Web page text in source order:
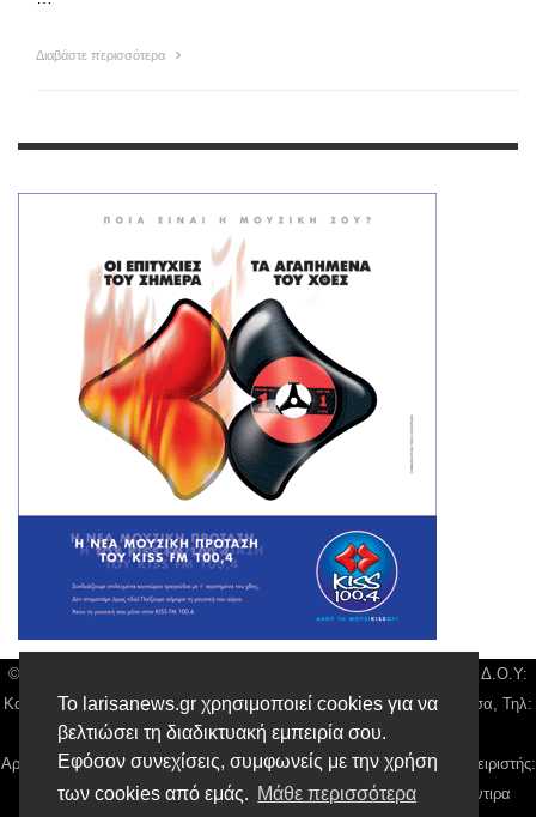
Το larisanews.gr χρησιμοποιεί cookies για να
βελτιώσει τη διαδικτυακή εμπειρία σου.
Εφόσον συνεχίσεις, συμφωνείς με την χρήση
των cookies από εμάς. Μάθε περισσότερα
Διαβάστε περισσότερα
© Larisa News | Διακριτικός Τίτλος: Orion Media, ΑΦΜ: 043750542, Δ.Ο.Υ:
Καρδίτσας, Υπο/μα Λάρισας, Δ/νση: Φαρμακίδου 36 τ.κ 41222 Λάρισα, Τηλ:
2410 259100, email: news@larisanews.gr
Αρ. Γεμή: 018804431000, Νόμιμος Εκπρόσωπος, Ιδιοκτήτης και Διαχειριστής:
Παναγιώτης Φιλίππου, Διευθύντρια: Γιαννουσά Βασιλική, Διευθύντιρα